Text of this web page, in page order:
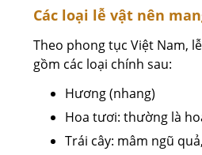
Các loại lễ vật nên
Theo phong tục Việt Nam,
gồm các loại chính sau:
Hương (nhang)
Hoa tươi: thường là
Trái cây: mâm ngũ